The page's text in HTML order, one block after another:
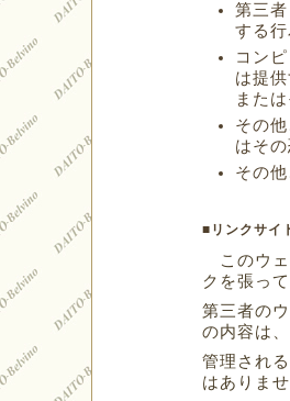
第三
する
コン
は提
また
その
はそ
その
■リンクサイ
このウェ
クを張っ
第三者の
の内容は
管理され
はありま